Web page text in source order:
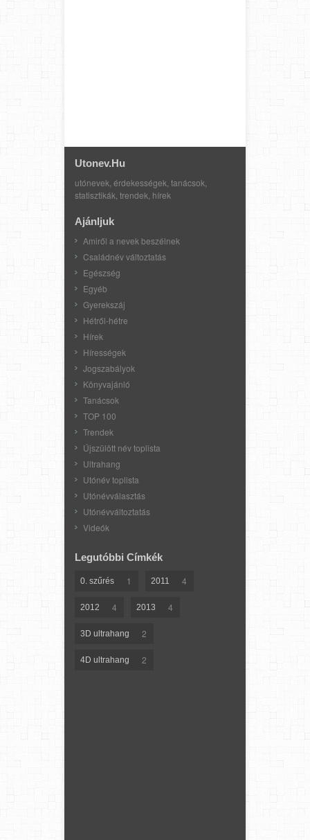
Utonev.hu
utónevek, érdekességek, tanácsok,
statisztikák, trendek, hírek
Ajánljuk
Amiről a nevek beszélnek
Családnév változtatás
Egészség
Egyéb
Gyerekszáj
Hétről-hétre
Hírek
Hírességek
Jogszabályok
Könyvajánló
Tanácsok
TOP 100
Trendek
Újszülött név toplista
Ultrahang
Utónév toplista
Utónévválasztás
Utónévváltoztatás
Videók
Legutóbbi Címkék
0. szűrés 1 2011 4
2012 4 2013 4
3D ultrahang 2
4D ultrahang 2